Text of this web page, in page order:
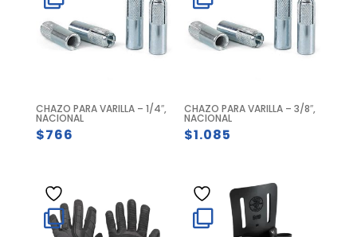
CHAZO PARA VARILLA – 1/4″,
NACIONAL
$766
CHAZO PARA VARILLA – 3/8″,
NACIONAL
$1.085